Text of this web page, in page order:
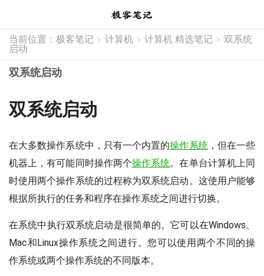
当前位置： 极客笔记 > 计算机 > 计算机 精选笔记 > 双系统
启动
双系统启动
双系统启动
在大多数操作系统中，只有一个内置的操作系统，但在一些
机器上，有可能同时操作两个操作系统。在单台计算机上同
时使用两个操作系统的过程称为双系统启动。这使用户能够
根据所执行的任务和程序在操作系统之间进行切换。
在系统中执行双系统启动是很简单的。它可以在Windows、
Mac和Linux操作系统之间进行。您可以使用两个不同的操
作系统或两个操作系统的不同版本。